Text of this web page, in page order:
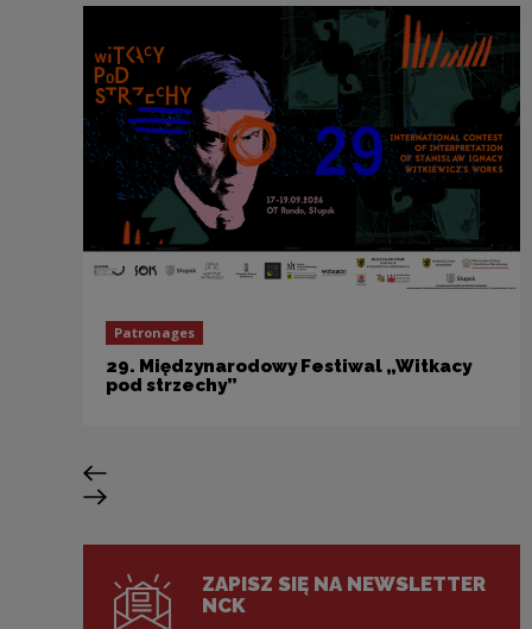
Patronages
29. Międzynarodowy Festiwal „Witkacy
pod strzechy”
Previous slide
Next slide
ZAPISZ SIĘ NA NEWSLETTER
NCK